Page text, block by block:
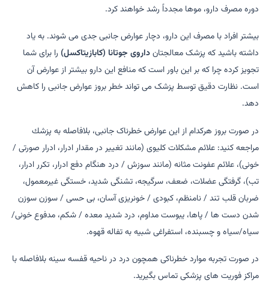
دوره مصرف دارو، موها مجدداً رشد خواهند کرد.
بیشتر افراد با مصرف این دارو، دچار عوارض جانبی جدی می شوند. به یاد
داشته باشید که پزشک معالجتانداروی جوتانا (کابازیتاکسل) را برای شما
تجویز کرده چرا که بر این باور است که منافع این دارو بیشتر از عوارض آن
است. نظارت دقیق توسط پزشک می تواند خطر بروز عوارض جانبی را کاهش
دهد.
در صورت بروز هرکدام از این عوارض خطرناک جانبی، بلافاصله به پزشك
مراجعه کنید: علائم مشکلات کلیوی (مانند تغییر در مقدار ادرار، ادرار صورتی /
خونی)، علائم عفونت مثانه (مانند سوزش / درد هنگام دفع ادرار، تکرر ادرار،
تب)، گرفتگی عضلات، ضعف، سرگیجه، تشنگی شدید، خستگی غیرمعمول،
ضربان قلب تند / نامنظم، کبودی / خونریزی آسان، بی حسی / سوزن سوزن
شدن دست ها / پاها، یبوست مداوم، درد شدید معده / شکم، مدفوع خونی/
سیاه/سیاه و چسبنده، استفراغی شبیه به تفاله قهوه.
در صورت تجربه موارد خطرناکی همچون درد در ناحیه قفسه سینه بلافاصله با
مراکز فوریت های پزشکی تماس بگیرید.